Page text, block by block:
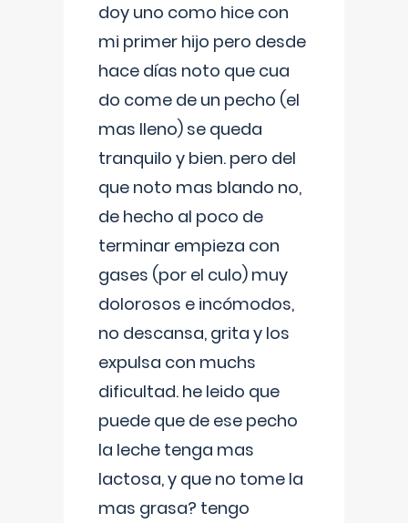
doy uno como hice con
mi primer hijo pero desde
hace días noto que cua
do come de un pecho (el
mas lleno) se queda
tranquilo y bien. pero del
que noto mas blando no,
de hecho al poco de
terminar empieza con
gases (por el culo) muy
dolorosos e incómodos,
no descansa, grita y los
expulsa con muchs
dificultad. he leido que
puede que de ese pecho
la leche tenga mas
lactosa, y que no tome la
mas grasa? tengo